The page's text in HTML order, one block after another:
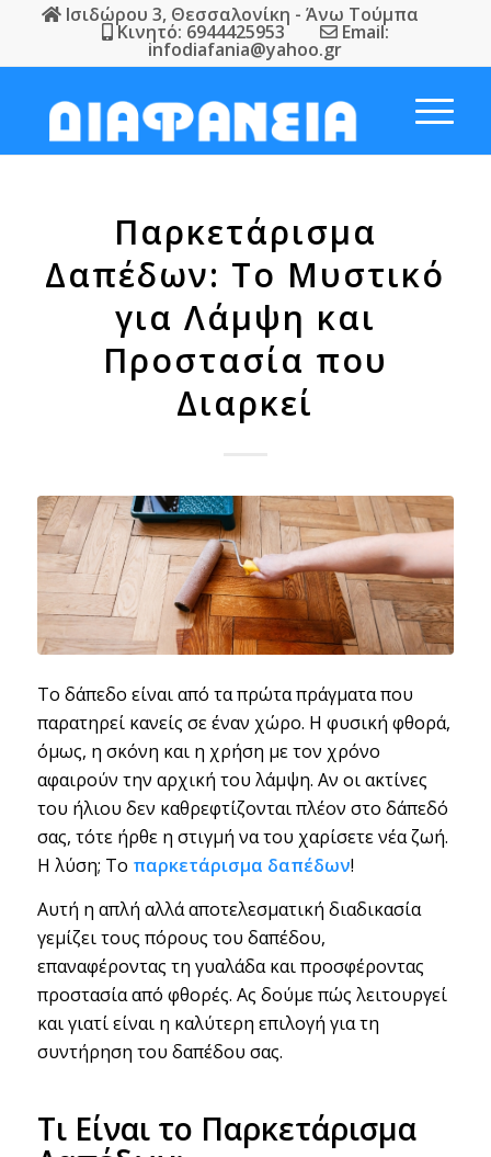
Ισιδώρου 3, Θεσσαλονίκη - Άνω Τούμπα
Κινητό: 6944425953 Email:
infodiafania@yahoo.gr
Παρκετάρισμα
Δαπέδων: Το Μυστικό
για Λάμψη και
Προστασία που
Διαρκεί
Το δάπεδο είναι από τα πρώτα πράγματα που
παρατηρεί κανείς σε έναν χώρο. Η φυσική φθορά,
όμως, η σκόνη και η χρήση με τον χρόνο
αφαιρούν την αρχική του λάμψη. Αν οι ακτίνες
του ήλιου δεν καθρεφτίζονται πλέον στο δάπεδό
σας, τότε ήρθε η στιγμή να του χαρίσετε νέα ζωή.
Η λύση; Το παρκετάρισμα δαπέδων!
Αυτή η απλή αλλά αποτελεσματική διαδικασία
γεμίζει τους πόρους του δαπέδου,
επαναφέροντας τη γυαλάδα και προσφέροντας
προστασία από φθορές. Ας δούμε πώς λειτουργεί
και γιατί είναι η καλύτερη επιλογή για τη
συντήρηση του δαπέδου σας.
Τι Είναι το Παρκετάρισμα